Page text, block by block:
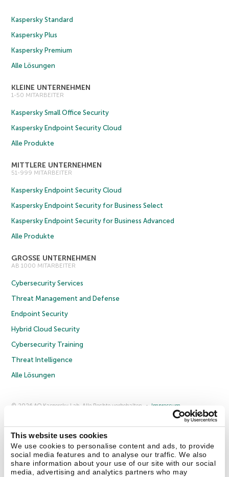
This website uses cookies
We use cookies to personalise content and ads, to provide
social media features and to analyse our traffic. We also
share information about your use of our site with our social
media, advertising and analytics partners who may
Kaspersky Standard
Kaspersky Plus
Kaspersky Premium
Alle Lösungen
KLEINE UNTERNEHMEN
1-50 MITARBEITER
Kaspersky Small Office Security
Kaspersky Endpoint Security Cloud
Alle Produkte
MITTLERE UNTERNEHMEN
51-999 MITARBEITER
Kaspersky Endpoint Security Cloud
Kaspersky Endpoint Security for Business Select
Kaspersky Endpoint Security for Business Advanced
Alle Produkte
GROSSE UNTERNEHMEN
AB 1000 MITARBEITER
Cybersecurity Services
Threat Management and Defense
Endpoint Security
Hybrid Cloud Security
Cybersecurity Training
Threat Intelligence
Alle Lösungen
© 2026 AO Kaspersky Lab. Alle Rechte vorbehalten.
Impressum
Lizenzvereinbarung B2B
Anmeldung zum Newsletter für B2B-Vertriebspartner
Kontakt Über uns Partner Blog
Weitere Informationen
Pressemitteilungen